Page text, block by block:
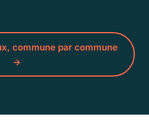
commune par commune
→